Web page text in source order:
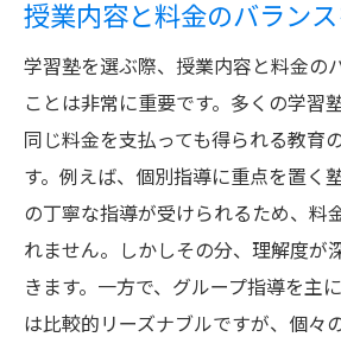
授業内容と料金のバラン
学習塾を選ぶ際、授業内容と料金の
ことは非常に重要です。多くの学習
同じ料金を支払っても得られる教育
す。例えば、個別指導に重点を置く
の丁寧な指導が受けられるため、料
れません。しかしその分、理解度が
きます。一方で、グループ指導を主
は比較的リーズナブルですが、個々